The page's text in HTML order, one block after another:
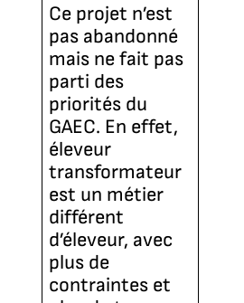
Ce projet n’est
pas abandonné
mais ne fait pas
parti des
priorités du
GAEC. En effet,
éleveur
transformateur
est un métier
différent
d’éleveur, avec
plus de
contraintes et